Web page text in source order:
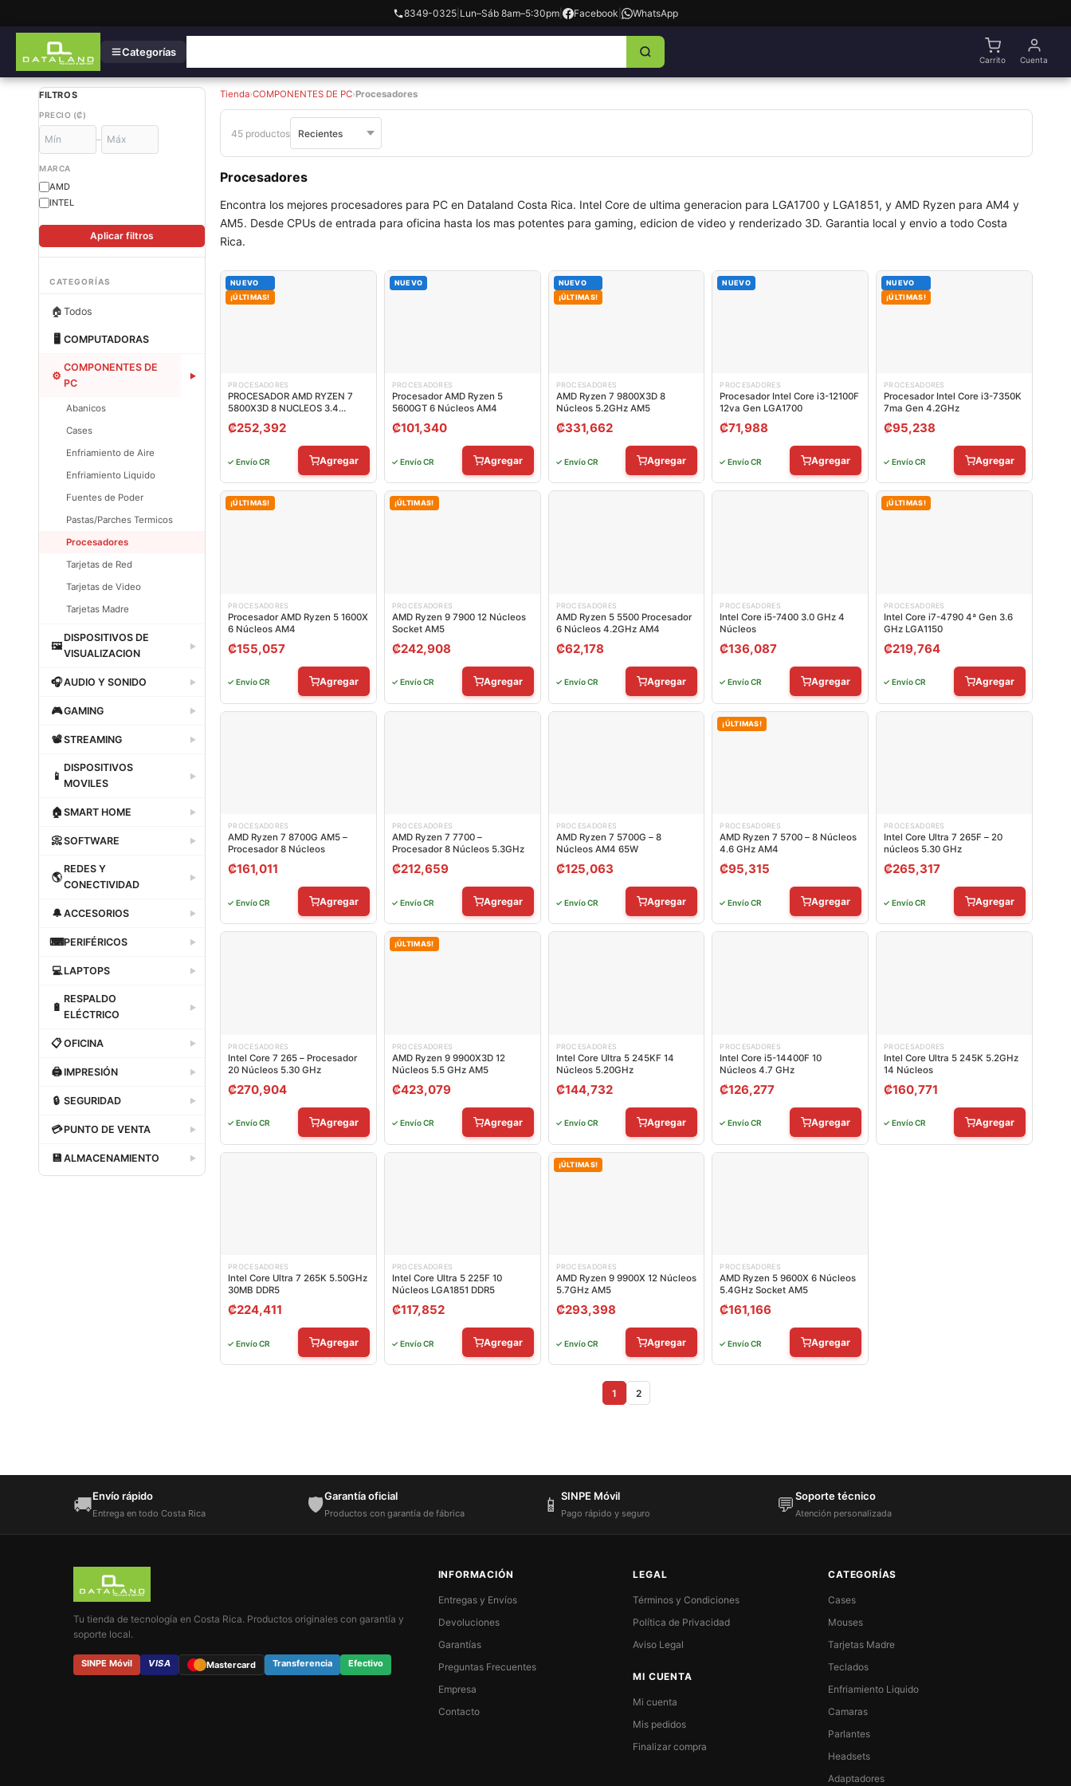
8349-0325 Lun–Sáb 8am–5:30pm Facebook WhatsApp
Categorías
Carrito Cuenta
FILTROS
PRECIO (₡)
–
MARCA
AMD
INTEL
Aplicar filtros
CATEGORÍAS
🏠 Todos
🖥 COMPUTADORAS
Dataland
⚙
COMPONENTES DE
PC
▶
Abanicos
Cases
Enfriamiento de Aire
Enfriamiento Liquido
Fuentes de Poder
Pastas/Parches Termicos
Procesadores
Tarjetas de Red
Tarjetas de Video
Tarjetas Madre
Dataland
🖼
DISPOSITIVOS DE
VISUALIZACION
▶
Dataland
🎧AUDIO Y SONIDO ▶
Dataland
🎮GAMING ▶
Dataland
📽STREAMING ▶
Dataland
📱
DISPOSITIVOS
MOVILES
▶
Dataland
🏠 SMART HOME ▶
Dataland
📀SOFTWARE ▶
Dataland
🌎
REDES Y
CONECTIVIDAD
▶
Dataland
🔔 ACCESORIOS ▶
Dataland
⌨PERIFÉRICOS ▶
Dataland
💻LAPTOPS ▶
Dataland
🔋
RESPALDO
ELÉCTRICO
▶
Dataland
📋OFICINA ▶
Dataland
🖨IMPRESIÓN ▶
Dataland
🔒 SEGURIDAD ▶
Dataland
💳PUNTO DE VENTA ▶
Dataland
💾 ALMACENAMIENTO ▶
Dataland
Tienda›COMPONENTES DE PC›Procesadores
45 productos
Procesadores
Encontra los mejores procesadores para PC en Dataland Costa Rica. Intel Core de ultima generacion para LGA1700 y LGA1851, y AMD Ryzen para AM4 y
AM5. Desde CPUs de entrada para oficina hasta los mas potentes para gaming, edicion de video y renderizado 3D. Garantia local y envio a todo Costa
Rica.
NUEVO
¡ÚLTIMAS!
PROCESADORES
PROCESADOR AMD RYZEN 7
5800X3D 8 NUCLEOS 3.4
GHZ/4.5 GHZ AM4 100-
100000651POF
₡252,392
✓ Envío CR Agregar
NUEVO
PROCESADORES
Procesador AMD Ryzen 5
5600GT 6 Núcleos AM4
₡101,340
✓ Envío CR Agregar
NUEVO
¡ÚLTIMAS!
PROCESADORES
AMD Ryzen 7 9800X3D 8
Núcleos 5.2GHz AM5
₡331,662
✓ Envío CR Agregar
NUEVO
PROCESADORES
Procesador Intel Core i3-12100F
12va Gen LGA1700
₡71,988
✓ Envío CR Agregar
NUEVO
¡ÚLTIMAS!
PROCESADORES
Procesador Intel Core i3-7350K
7ma Gen 4.2GHz
₡95,238
✓ Envío CR Agregar
¡ÚLTIMAS!
PROCESADORES
Procesador AMD Ryzen 5 1600X
6 Núcleos AM4
₡155,057
✓ Envío CR Agregar
¡ÚLTIMAS!
PROCESADORES
AMD Ryzen 9 7900 12 Núcleos
Socket AM5
₡242,908
✓ Envío CR Agregar
PROCESADORES
AMD Ryzen 5 5500 Procesador
6 Núcleos 4.2GHz AM4
₡62,178
✓ Envío CR Agregar
PROCESADORES
Intel Core i5-7400 3.0 GHz 4
Núcleos
₡136,087
✓ Envío CR Agregar
¡ÚLTIMAS!
PROCESADORES
Intel Core i7-4790 4ª Gen 3.6
GHz LGA1150
₡219,764
✓ Envío CR Agregar
PROCESADORES
AMD Ryzen 7 8700G AM5 –
Procesador 8 Núcleos
₡161,011
✓ Envío CR Agregar
PROCESADORES
AMD Ryzen 7 7700 –
Procesador 8 Núcleos 5.3GHz
₡212,659
✓ Envío CR Agregar
PROCESADORES
AMD Ryzen 7 5700G – 8
Núcleos AM4 65W
₡125,063
✓ Envío CR Agregar
¡ÚLTIMAS!
PROCESADORES
AMD Ryzen 7 5700 – 8 Núcleos
4.6 GHz AM4
₡95,315
✓ Envío CR Agregar
PROCESADORES
Intel Core Ultra 7 265F – 20
núcleos 5.30 GHz
₡265,317
✓ Envío CR Agregar
PROCESADORES
Intel Core 7 265 – Procesador
20 Núcleos 5.30 GHz
₡270,904
✓ Envío CR Agregar
¡ÚLTIMAS!
PROCESADORES
AMD Ryzen 9 9900X3D 12
Núcleos 5.5 GHz AM5
₡423,079
✓ Envío CR Agregar
PROCESADORES
Intel Core Ultra 5 245KF 14
Núcleos 5.20GHz
₡144,732
✓ Envío CR Agregar
PROCESADORES
Intel Core i5-14400F 10
Núcleos 4.7 GHz
₡126,277
✓ Envío CR Agregar
PROCESADORES
Intel Core Ultra 5 245K 5.2GHz
14 Núcleos
₡160,771
✓ Envío CR Agregar
PROCESADORES
Intel Core Ultra 7 265K 5.50GHz
30MB DDR5
₡224,411
✓ Envío CR Agregar
PROCESADORES
Intel Core Ultra 5 225F 10
Núcleos LGA1851 DDR5
₡117,852
✓ Envío CR Agregar
¡ÚLTIMAS!
PROCESADORES
AMD Ryzen 9 9900X 12 Núcleos
5.7GHz AM5
₡293,398
✓ Envío CR Agregar
PROCESADORES
AMD Ryzen 5 9600X 6 Núcleos
5.4GHz Socket AM5
₡161,166
✓ Envío CR Agregar
1 2
🚚Envío rápido
Entrega en todo Costa Rica 🛡️Garantía oficial
Productos con garantía de fábrica 📱 SINPE Móvil
Pago rápido y seguro 💬Soporte técnico
Atención personalizada
Tu tienda de tecnología en Costa Rica. Productos originales con garantía y
soporte local.
SINPE Móvil VISA Mastercard Transferencia Efectivo
INFORMACIÓN
Entregas y Envíos
Devoluciones
Garantías
Preguntas Frecuentes
Empresa
Contacto
LEGAL
Términos y Condiciones
Política de Privacidad
Aviso Legal
MI CUENTA
Mi cuenta
Mis pedidos
Finalizar compra
CATEGORÍAS
Cases
Mouses
Tarjetas Madre
Teclados
Enfriamiento Liquido
Camaras
Parlantes
Headsets
Adaptadores